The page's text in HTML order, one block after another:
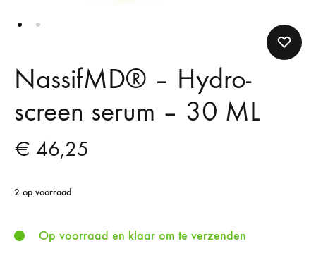
NassifMD®️ – Hydro-
screen serum – 30 ML
€ 46,25
2 op voorraad
Op voorraad en klaar om te verzenden